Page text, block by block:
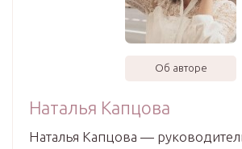
Об авторе
Наталья Капцова
Наталья Капцова —